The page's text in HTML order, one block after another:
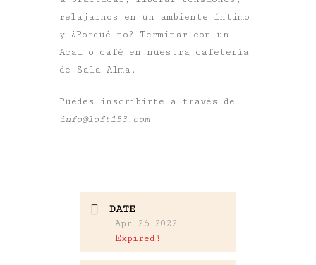
relajarnos en un ambiente íntimo
y ¿Porqué no? Terminar con un
Acai o café en nuestra cafetería
de Sala Alma.
Puedes inscribirte a través de
info@loft153.com
DATE
Apr 26 2022
Expired!